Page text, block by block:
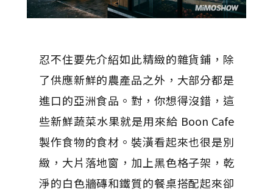
忍不住要先介紹如此精緻的雜貨鋪，除
了供應新鮮的農產品之外，大部分都是
進口的亞洲食品。對，你想得沒錯，這
些新鮮蔬菜水果就是用來給 Boon Cafe
製作食物的食材。裝潢看起來也很是別
緻，大片落地窗，加上黑色格子架，乾
淨的白色牆磚和鐵質的餐桌搭配起來卻